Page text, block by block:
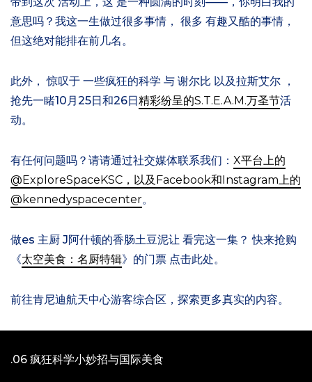
意思吗？我这一生做过很多事情 ， 很多 有趣又酷的事情，
但这绝对能排在前几名。
此外，惊叹于 一些疯狂的科学 与 谢尔比 以及拉斯艾尔 ，
抢先一睹10月25日和26日精彩纷呈的S.T.E.A.M.万圣节活
动。
有任何问题吗？请请通过社交媒体联系我们： X平台上的
@ExploreSpaceKSC，以及Facebook和Instagram上的
@kennedyspacecenter。
做es 主厨 J阿什顿的香肠土豆泥让 看完这一集 ？快来抢购
《太空美食：名厨特辑》的门票 点击此处。
前往肯尼迪航天中心游客综合区，探索更多真实的内容。
视
.06 疯狂科学小妙招与国际美食